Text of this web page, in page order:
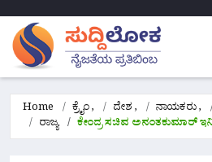
Home ಕ್ರೈಂ, ದೇಶ, ನಾಯಕರು,
ರಾಜ್ಯ
ಕೇಂದ್ರ ಸಚಿವ ಅನಂತಕುಮಾರ್